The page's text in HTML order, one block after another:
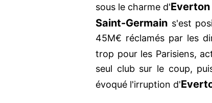
sous le charme d'Everton
Saint-Germain s'est
45M€ réclamés par les
trop pour les Parisiens,
seul club sur le coup,
évoqué l'irruption d'